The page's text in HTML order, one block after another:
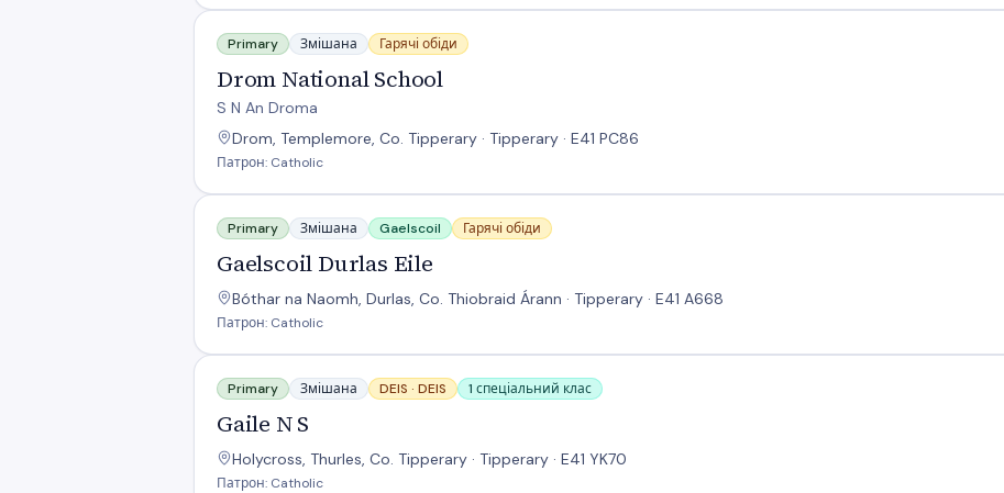
Drom National School
Primary Змішана Гарячі обіди
Drom National School
S N An Droma
Drom, Templemore, Co. Tipperary · Tipperary · E41 PC86
Патрон: Catholic
Gaelscoil Durlas Eile
Primary Змішана Gaelscoil Гарячі обіди
Gaelscoil Durlas Eile
Bóthar na Naomh, Durlas, Co. Thiobraid Árann · Tipperary · E41 A668
Патрон: Catholic
Gaile N S
Primary Змішана DEIS · DEIS 1 спеціальний клас
Gaile N S
Holycross, Thurles, Co. Tipperary · Tipperary · E41 YK70
Патрон: Catholic